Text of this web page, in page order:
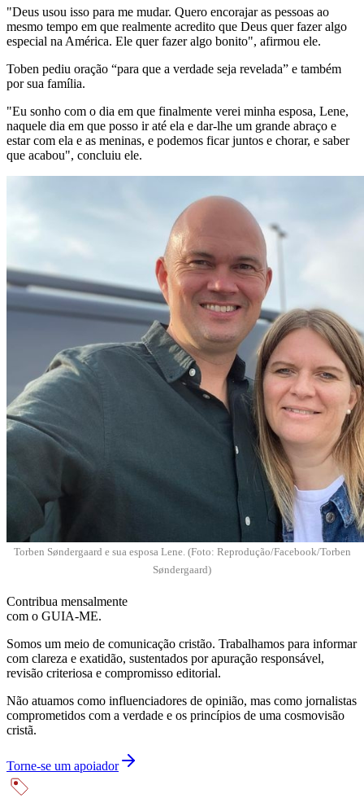
"Deus usou isso para me mudar. Quero encorajar as pessoas ao
mesmo tempo em que realmente acredito que Deus quer fazer algo
especial na América. Ele quer fazer algo bonito", afirmou ele.
Toben pediu oração “para que a verdade seja revelada” e também
por sua família.
"Eu sonho com o dia em que finalmente verei minha esposa, Lene,
naquele dia em que posso ir até ela e dar-lhe um grande abraço e
estar com ela e as meninas, e podemos ficar juntos e chorar, e saber
que acabou", concluiu ele.
Torben Søndergaard e sua esposa Lene. (Foto: Reprodução/Facebook/Torben
Søndergaard)
Contribua mensalmente
com o GUIA-ME.
Somos um meio de comunicação cristão. Trabalhamos para informar
com clareza e exatidão, sustentados por apuração responsável,
revisão criteriosa e compromisso editorial.
Não atuamos como influenciadores de opinião, mas como jornalistas
comprometidos com a verdade e os princípios de uma cosmovisão
cristã.
Torne-se um apoiador